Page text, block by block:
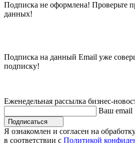
Подписка не оформлена! Проверьте
данных!
Подписка на данный Email уже
подписку!
Еженедельная рассылка бизнес-
Ваш email
Подписаться
Я ознакомлен и согласен на
в соответствии с Политикой